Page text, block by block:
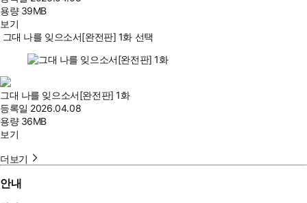
용량 39MB
보기
그대 나를 잊으소서[완전판] 1화 선택
그대 나를 잊으소서[완전판] 1화
등록일 2026.04.08
용량 36MB
보기
더보기
안내